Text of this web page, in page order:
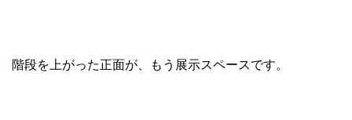
階段を上がった正面が、もう展示スペースです。